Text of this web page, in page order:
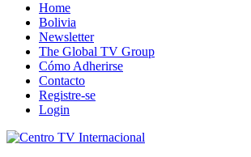
Home
Bolivia
Newsletter
The Global TV Group
Cómo Adherirse
Contacto
Registre-se
Login